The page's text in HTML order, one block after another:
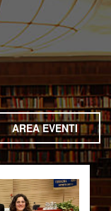
AREA EVENTI